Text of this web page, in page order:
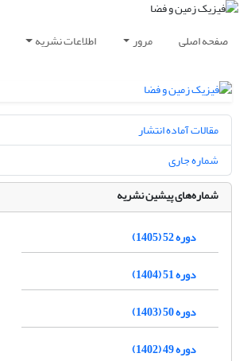
صفحه اصلی مرور اطلاعات نشریه
مقالات آماده انتشار
شماره جاری
شماره‌های پیشین نشریه
دوره 52 (1405)
دوره 51 (1404)
دوره 50 (1403)
دوره 49 (1402)